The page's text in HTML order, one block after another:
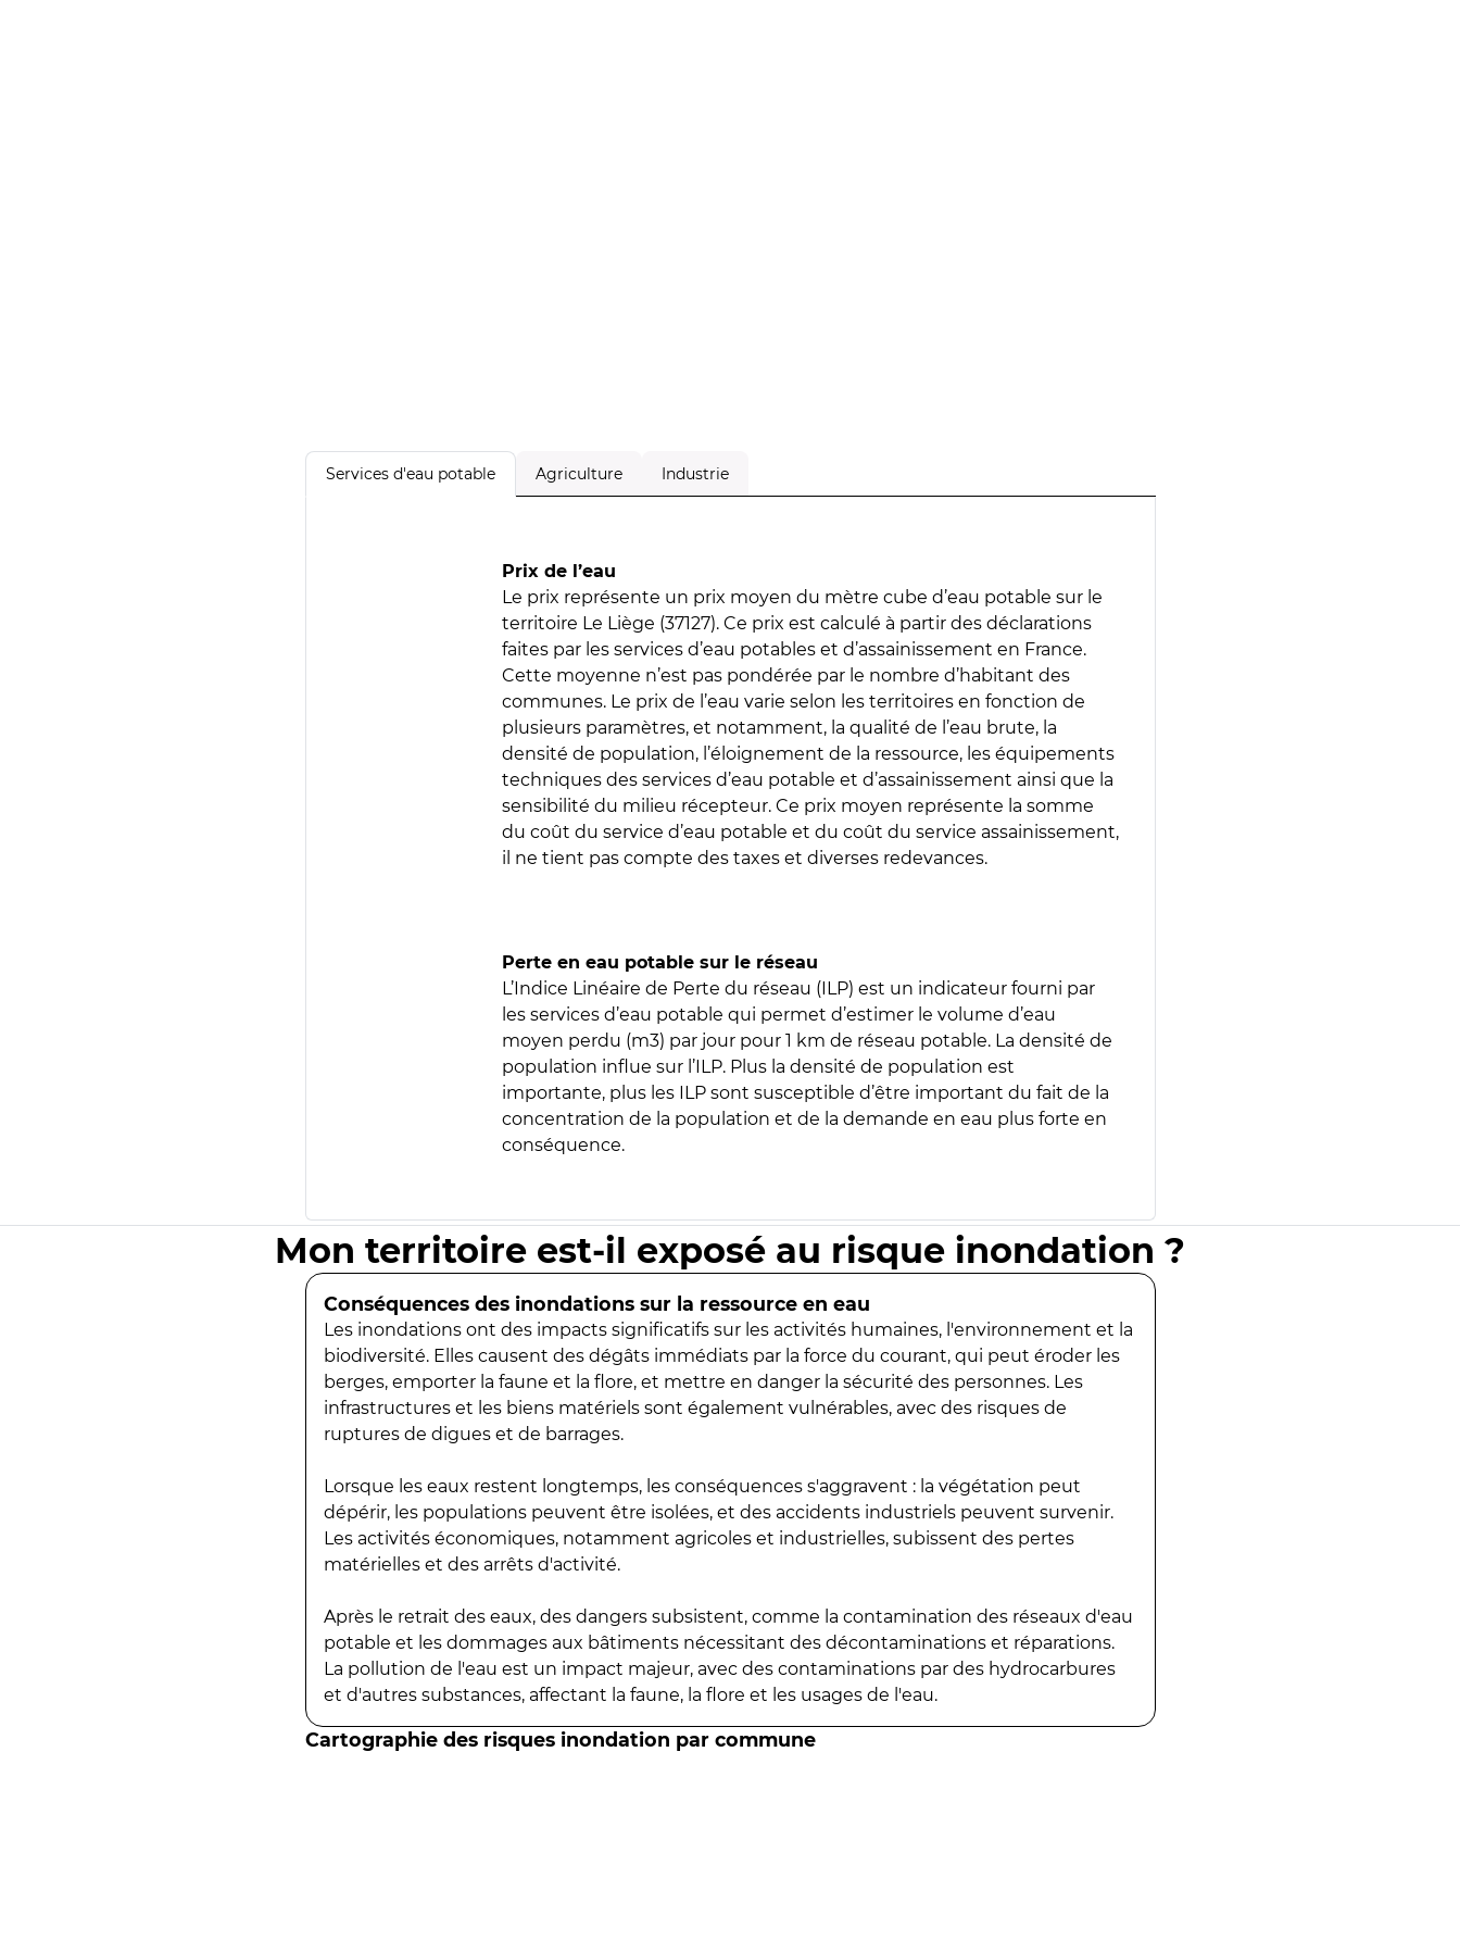
Services d'eau potable Agriculture Industrie
Prix de l’eau
Le prix représente un prix moyen du mètre cube d’eau potable sur le
territoire Le Liège (37127). Ce prix est calculé à partir des déclarations
faites par les services d’eau potables et d’assainissement en France.
Cette moyenne n’est pas pondérée par le nombre d’habitant des
communes. Le prix de l’eau varie selon les territoires en fonction de
plusieurs paramètres, et notamment, la qualité de l’eau brute, la
densité de population, l’éloignement de la ressource, les équipements
techniques des services d’eau potable et d’assainissement ainsi que la
sensibilité du milieu récepteur. Ce prix moyen représente la somme
du coût du service d’eau potable et du coût du service assainissement,
il ne tient pas compte des taxes et diverses redevances.
Perte en eau potable sur le réseau
L’Indice Linéaire de Perte du réseau (ILP) est un indicateur fourni par
les services d’eau potable qui permet d’estimer le volume d’eau
moyen perdu (m3) par jour pour 1 km de réseau potable. La densité de
population influe sur l’ILP. Plus la densité de population est
importante, plus les ILP sont susceptible d’être important du fait de la
concentration de la population et de la demande en eau plus forte en
conséquence.
Mon territoire est-il exposé au risque inondation ?
Conséquences des inondations sur la ressource en eau
Les inondations ont des impacts significatifs sur les activités humaines, l'environnement et la
biodiversité. Elles causent des dégâts immédiats par la force du courant, qui peut éroder les
berges, emporter la faune et la flore, et mettre en danger la sécurité des personnes. Les
infrastructures et les biens matériels sont également vulnérables, avec des risques de
ruptures de digues et de barrages.
Lorsque les eaux restent longtemps, les conséquences s'aggravent : la végétation peut
dépérir, les populations peuvent être isolées, et des accidents industriels peuvent survenir.
Les activités économiques, notamment agricoles et industrielles, subissent des pertes
matérielles et des arrêts d'activité.
Après le retrait des eaux, des dangers subsistent, comme la contamination des réseaux d'eau
potable et les dommages aux bâtiments nécessitant des décontaminations et réparations.
La pollution de l'eau est un impact majeur, avec des contaminations par des hydrocarbures
et d'autres substances, affectant la faune, la flore et les usages de l'eau.
Cartographie des risques inondation par commune